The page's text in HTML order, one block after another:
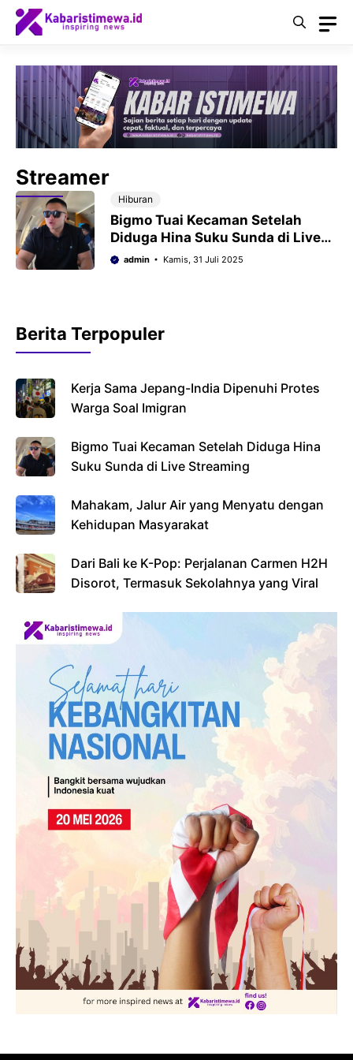
Langsung
Streamer
Hiburan
Bigmo Tuai Kecaman Setelah
Diduga Hina Suku Sunda di Live
Streaming
admin Kamis, 31 Juli 2025
Berita Terpopuler
Kerja Sama Jepang-India Dipenuhi Protes
Warga Soal Imigran
Bigmo Tuai Kecaman Setelah Diduga Hina
Suku Sunda di Live Streaming
Mahakam, Jalur Air yang Menyatu dengan
Kehidupan Masyarakat
Dari Bali ke K-Pop: Perjalanan Carmen H2H
Disorot, Termasuk Sekolahnya yang Viral